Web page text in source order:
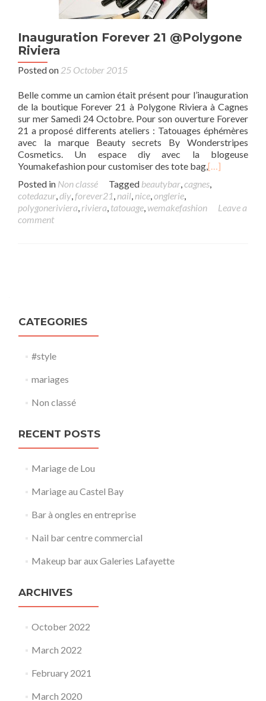
Inauguration Forever 21 @Polygone
Riviera
Posted on 25 October 2015
Belle comme un camion était présent pour l’inauguration
de la boutique Forever 21 à Polygone Riviera à Cagnes
sur mer Samedi 24 Octobre. Pour son ouverture Forever
21 a proposé differents ateliers : Tatouages éphémères
avec la marque Beauty secrets By Wonderstripes
Cosmetics. Un espace diy avec la blogeuse
Youmakefashion pour customiser des tote bag,[…]
Posted in Non classé Tagged beautybar,cagnes,
cotedazur,diy,forever21, nail, nice,onglerie,
polygoneriviera, riviera, tatouage, wemakefashion
Leave a
comment
CATEGORIES
#style
mariages
Non classé
RECENT POSTS
Mariage de Lou
Mariage au Castel Bay
Bar à ongles en entreprise
Nail bar centre commercial
Makeup bar aux Galeries Lafayette
ARCHIVES
October 2022
March 2022
February 2021
March 2020